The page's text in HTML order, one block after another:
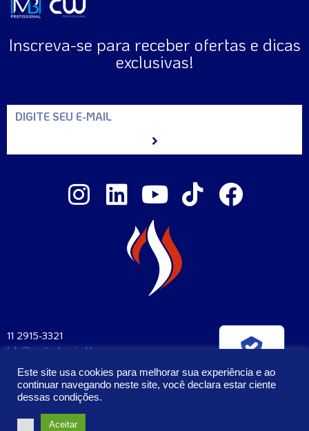
Inscreva-se para receber ofertas e dicas
exclusivas!
11 2915-3321
fale@santaclara.ind.br
CEP: 04225-000
2023 – Todos os Direitos Reservados | Santa Clara Manufatura e
Este site usa cookies para melhorar sua experiência e ao
continuar navegando neste site, você declara estar ciente
dessas condições.
Aceitar